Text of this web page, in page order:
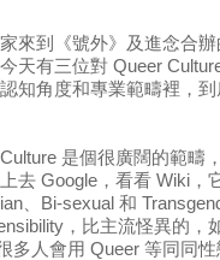
來到《號外》及進念合
天有三位對 Queer
知角度和專業範疇裡，
是個很廣闊的範疇
去 Google，看看 Wiki，
、Bi-sexual 和
，比主流怪異的，
多人會用 Queer 等同同